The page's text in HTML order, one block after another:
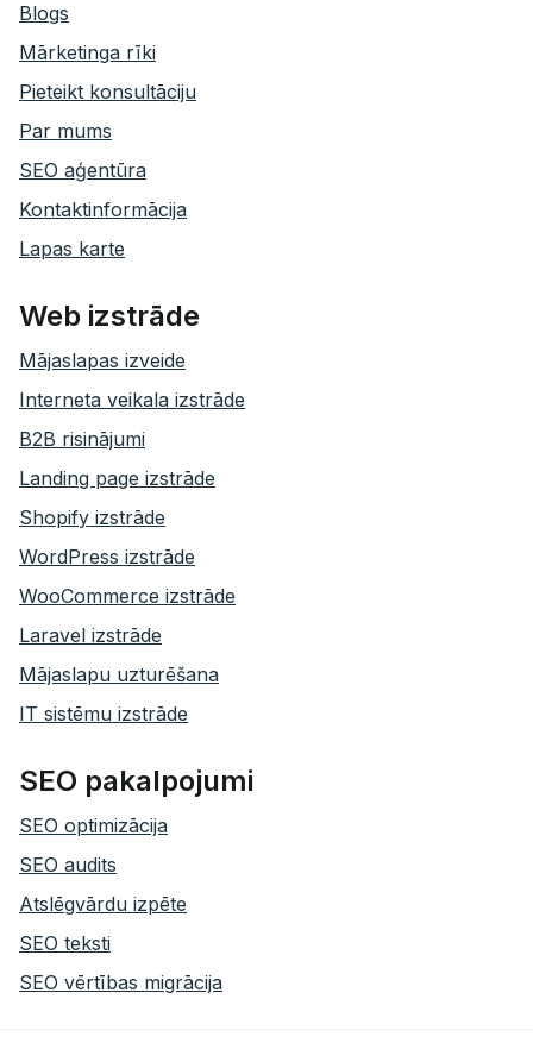
Blogs
Mārketinga rīki
Pieteikt konsultāciju
Par mums
SEO aģentūra
Kontaktinformācija
Lapas karte
Web izstrāde
Mājaslapas izveide
Interneta veikala izstrāde
B2B risinājumi
Landing page izstrāde
Shopify izstrāde
WordPress izstrāde
WooCommerce izstrāde
Laravel izstrāde
Mājaslapu uzturēšana
IT sistēmu izstrāde
SEO pakalpojumi
SEO optimizācija
SEO audits
Atslēgvārdu izpēte
SEO teksti
SEO vērtības migrācija